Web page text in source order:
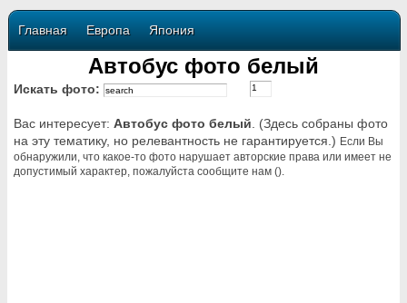
Главная Европа Япония
Автобус фото белый
Искать фото:
Вас интересует: Автобус фото белый . (Здесь собраны фото
на эту тематику, но релевантность не гарантируется.) Если Вы
обнаружили, что какое-то фото нарушает авторские права или имеет не
допустимый характер, пожалуйста сообщите нам ().